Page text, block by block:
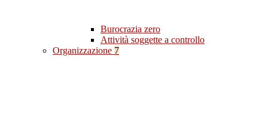
Burocrazia zero
Attività soggette a controllo
Organizzazione 7